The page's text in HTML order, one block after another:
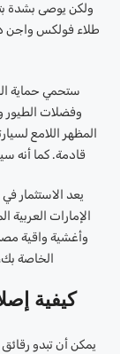
ولكن يوصى بشدة
طلاء فولكس واجن
ستحمي حماية
وفضلات
المظهر اللامع
قادمة. كما أنه
يعد الاستثمار
الإمارات
وأغشية واقية
الخاصة
كيفية
يمكن أن تبدو